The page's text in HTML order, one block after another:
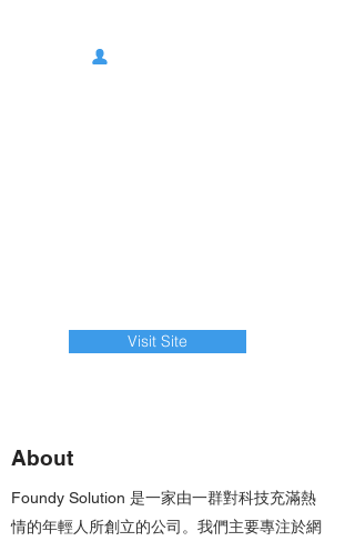
Visit Site
About
Foundy Solution 是一家由一群對科技充滿熱
情的年輕人所創立的公司。我們主要專注於網